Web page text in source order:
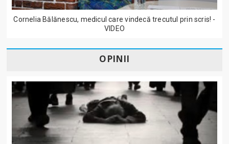
Cornelia Bălănescu, medicul care vindecă trecutul prin scris! -
VIDEO
OPINII